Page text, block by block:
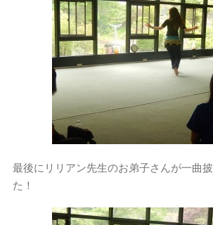
最後にリリアン先生のお弟子さんが一曲
た！